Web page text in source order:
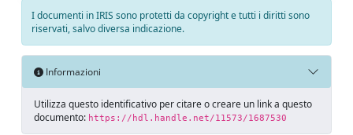
I documenti in IRIS sono protetti da copyright e tutti i diritti sono
riservati, salvo diversa indicazione.
Informazioni
Utilizza questo identificativo per citare o creare un link a questo
documento: https://hdl.handle.net/11573/1687530